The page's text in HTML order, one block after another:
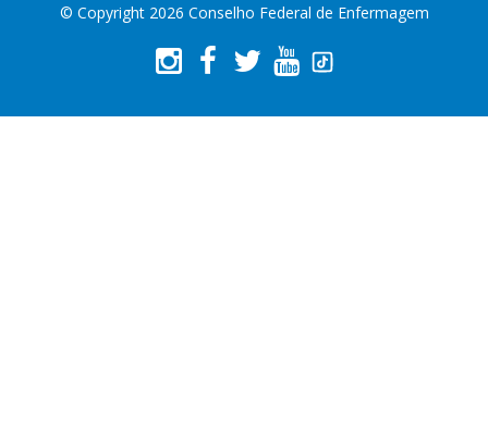
© Copyright 2026 Conselho Federal de Enfermagem